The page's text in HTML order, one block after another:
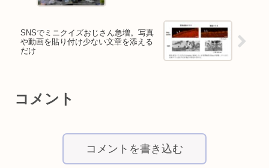
SNSでミニクイズおじさん急増。写真
や動画を貼り付け少ない文章を添える
だけ
コメント
コメントを書き込む